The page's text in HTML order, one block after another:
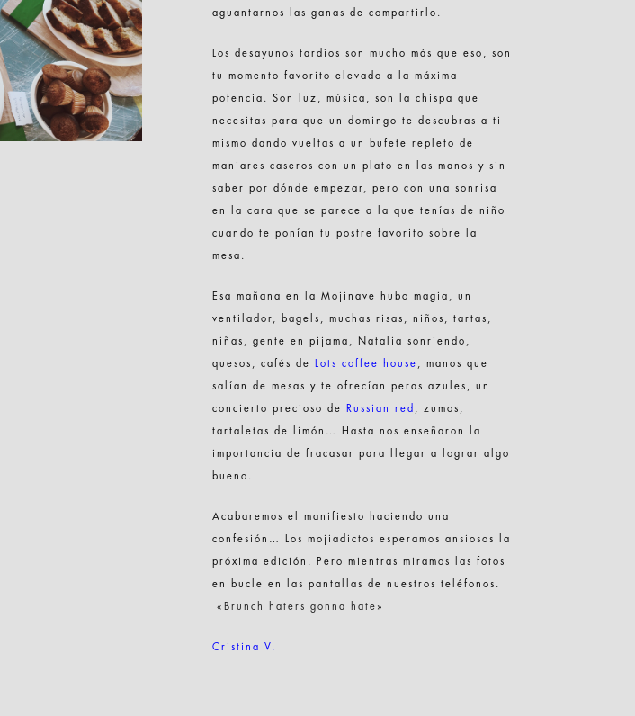
aguantarnos las ganas de compartirlo.
Los desayunos tardíos son mucho más que eso, son
tu momento favorito elevado a la máxima
potencia. Son luz, música, son la chispa que
necesitas para que un domingo te descubras a ti
mismo dando vueltas a un bufete repleto de
manjares caseros con un plato en las manos y sin
saber por dónde empezar, pero con una sonrisa
en la cara que se parece a la que tenías de niño
cuando te ponían tu postre favorito sobre la
mesa.
Esa mañana en la Mojinave hubo magia, un
ventilador, bagels, muchas risas, niños, tartas,
niñas, gente en pijama, Natalia sonriendo,
quesos, cafés de Lots coffee house , manos que
salían de mesas y te ofrecían peras azules, un
concierto precioso de Russian red , zumos,
tartaletas de limón… Hasta nos enseñaron la
importancia de fracasar para llegar a lograr algo
bueno.
Acabaremos el manifiesto haciendo una
confesión… Los mojiadictos esperamos ansiosos la
próxima edición. Pero mientras miramos las fotos
en bucle en las pantallas de nuestros teléfonos.
« Brunch haters gonna hate »
Cristina V.